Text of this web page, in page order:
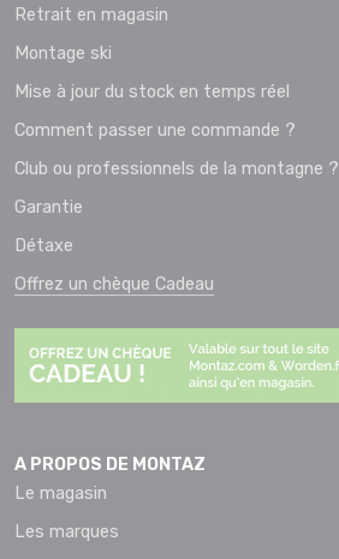
Retrait en magasin
Montage ski
Mise à jour du stock en temps réel
Comment passer une commande ?
Club ou professionnels de la montagne ?
Garantie
Détaxe
Offrez un chèque Cadeau
A PROPOS DE MONTAZ
Le magasin
Les marques